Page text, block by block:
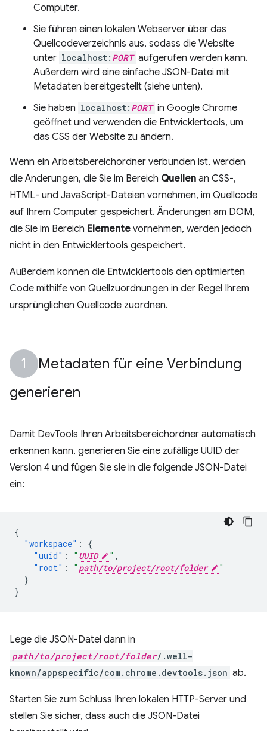
Computer.
Sie führen einen lokalen Webserver über das
Quellcodeverzeichnis aus, sodass die Website
unter localhost: PORT aufgerufen werden kann.
Außerdem wird eine einfache JSON-Datei mit
Metadaten bereitgestellt (siehe unten).
Sie haben localhost: PORT in Google Chrome
geöffnet und verwenden die Entwicklertools, um
das CSS der Website zu ändern.
Wenn ein Arbeitsbereichordner verbunden ist, werden
die Änderungen, die Sie im Bereich Quellen an CSS-,
HTML- und JavaScript-Dateien vornehmen, im Quellcode
auf Ihrem Computer gespeichert. Änderungen am DOM,
die Sie im Bereich Elemente vornehmen, werden jedoch
nicht in den Entwicklertools gespeichert.
Außerdem können die Entwicklertools den optimierten
Code mithilfe von Quellzuordnungen in der Regel Ihrem
ursprünglichen Quellcode zuordnen.
Metadaten für eine Verbindung
generieren
Damit DevTools Ihren Arbeitsbereichordner automatisch
erkennen kann, generieren Sie eine zufällige UUID der
Version 4 und fügen Sie sie in die folgende JSON-Datei
ein:
{
"workspace" :
{
"uuid" : " UUID " ,
"root" : " path/to/project/root/folder
"
}
}
Lege die JSON-Datei dann in
path/to/project/root/folder/.well-
known/appspecific/com.chrome.devtools.json ab.
Starten Sie zum Schluss Ihren lokalen HTTP-Server und
stellen Sie sicher, dass auch die JSON-Datei